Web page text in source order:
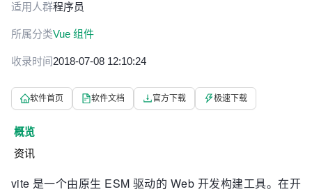
适用人群程序员
所属分类Vue 组件
收录时间2018-07-08 12:10:24
软件首页 软件文档 官方下载 极速下载
概览
资讯
vite 是一个由原生 ESM 驱动的 Web 开发构建工具。在开